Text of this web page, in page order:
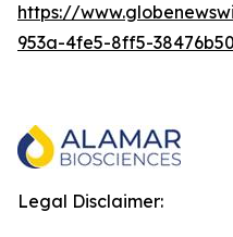
https://
953a-4fe5-8ff5-
Legal Disclaimer: